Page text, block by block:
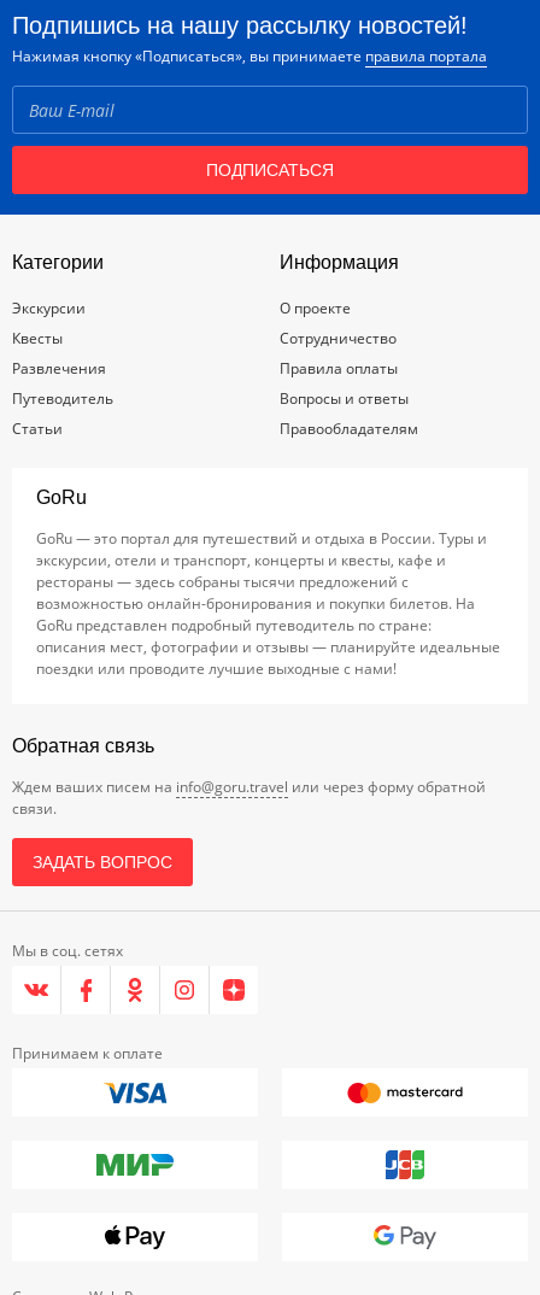
Подпишись на нашу рассылку новостей!
Нажимая кнопку «Подписаться», вы принимаете правила портала
ПОДПИСАТЬСЯ
Категории
Экскурсии
Квесты
Развлечения
Путеводитель
Статьи
Информация
О проекте
Сотрудничество
Правила оплаты
Вопросы и ответы
Правообладателям
GoRu
GoRu — это портал для путешествий и отдыха в России. Туры и
экскурсии, отели и транспорт, концерты и квесты, кафе и
рестораны — здесь собраны тысячи предложений с
возможностью онлайн-бронирования и покупки билетов. На
GoRu представлен подробный путеводитель по стране:
описания мест, фотографии и отзывы — планируйте идеальные
поездки или проводите лучшие выходные с нами!
Обратная связь
Ждем ваших писем на info@goru.travel или через форму обратной
связи.
ЗАДАТЬ ВОПРОС
Мы в соц. сетях
Принимаем к оплате